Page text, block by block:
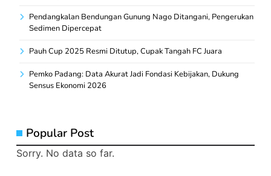
Pendangkalan Bendungan Gunung Nago Ditangani, Pengerukan
Sedimen Dipercepat
Pauh Cup 2025 Resmi Ditutup, Cupak Tangah FC Juara
Pemko Padang: Data Akurat Jadi Fondasi Kebijakan, Dukung
Sensus Ekonomi 2026
Popular Post
Sorry. No data so far.